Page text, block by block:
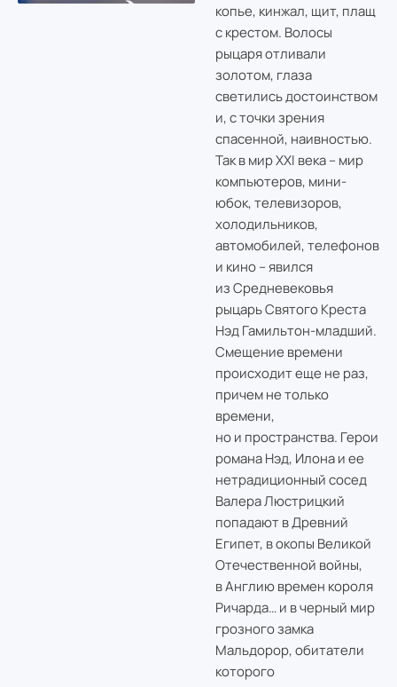
копье, кинжал, щит, плащ
с крестом. Волосы
рыцаря отливали
золотом, глаза
светились достоинством
и, с точки зрения
спасенной, наивностью.
Так в мир XXI века – мир
компьютеров, мини-
юбок, телевизоров,
холодильников,
автомобилей, телефонов
и кино – явился
из Средневековья
рыцарь Святого Креста
Нэд Гамильтон-младший.
Смещение времени
происходит еще не раз,
причем не только
времени,
но и пространства. Герои
романа Нэд, Илона и ее
нетрадиционный сосед
Валера Люстрицкий
попадают в Древний
Египет, в окопы Великой
Отечественной войны,
в Англию времен короля
Ричарда… и в черный мир
грозного замка
Мальдорор, обитатели
которого